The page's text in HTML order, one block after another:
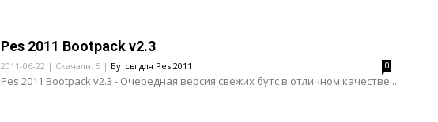
Pes 2011 Bootpack v2.3
2011-06-22 | Скачали: 5 | Бутсы для Pes 2011 0
Pes 2011 Bootpack v2.3 - Очередная версия свежих бутс в отличном качестве....